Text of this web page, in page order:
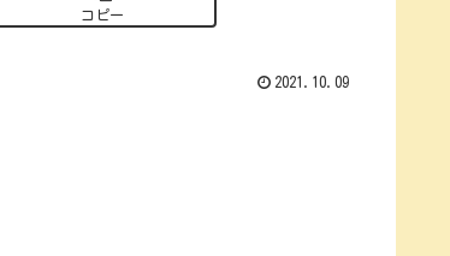
コピー
2021.10.09